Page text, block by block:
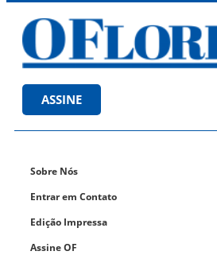
ASSINE
Sobre Nós
Entrar em Contato
Edição Impressa
Assine OF